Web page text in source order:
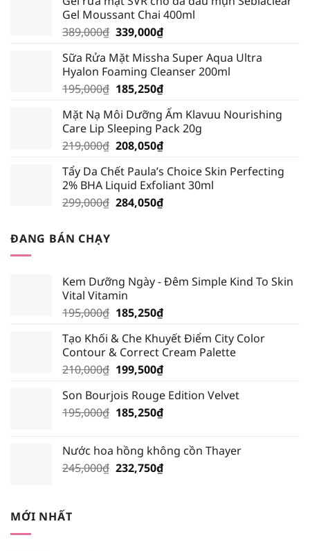
Gel Moussant Chai 400ml
389,000₫ Giá
là:
389,000₫.
339,000₫Giá
tại
là:
339,000₫.
Sữa Rửa Mặt Missha Super Aqua Ultra
Hyalon Foaming Cleanser 200ml
195,000₫ Giá
là:
195,000₫.
185,250₫Giá
tại
là:
185,250₫.
Mặt Nạ Môi Dưỡng Ẩm Klavuu Nourishing
Care Lip Sleeping Pack 20g
219,000₫ Giá
là:
219,000₫.
208,050₫Giá
tại
là:
208,050₫.
Tẩy Da Chết Paula’s Choice Skin Perfecting
2% BHA Liquid Exfoliant 30ml
299,000₫ Giá
284,050₫Giá
ĐANG BÁN CHẠY
Kem Dưỡng Ngày - Đêm Simple Kind To Skin
Vital Vitamin
195,000₫ Giá
là:
195,000₫.
185,250₫Giá
tại
là:
185,250₫.
Tạo Khối & Che Khuyết Điểm City Color
Contour & Correct Cream Palette
210,000₫ Giá
là:
210,000₫.
199,500₫Giá
tại
là:
Son Bourjois Rouge Edition Velvet
195,000₫ Giá
195,000₫.
185,250₫Giá
là:
185,250₫.
Nước hoa hồng không cồn Thayer
245,000₫ Giá
232,750₫Giá
MỚI NHẤT